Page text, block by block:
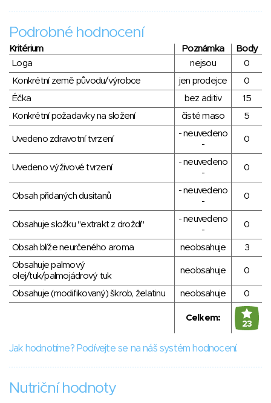
Podrobné hodnocení
Kritérium Poznámka
Body
Loga
nejsou
0
Konkrétní země původu/výrobce
jen prodejce
0
Éčka
bez aditiv
15
Konkrétní požadavky na složení
čisté maso 5
Uvedeno zdravotní tvrzení
- neuvedeno
-
0
Uvedeno výživové tvrzení
- neuvedeno
-
0
Obsah přidaných dusitanů
- neuvedeno
-
0
Obsahuje složku "extrakt z droždí"
- neuvedeno
-
0
Obsah blíže neurčeného aroma neobsahuje
3
Obsahuje palmový
olej/tuk/palmojádrový tuk
neobsahuje 0
Obsahuje (modifikovaný) škrob, želatinu neobsahuje 0
Celkem:
23
Jak hodnotíme? Podívejte se na náš systém hodnocení.
Nutriční hodnoty